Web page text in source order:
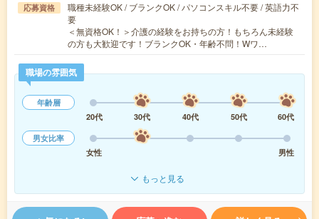
応募資格
職種未経験OK / ブランクOK / パソコンスキル不要 / 英語力不
要
＜無資格OK！＞介護の経験をお持ちの方！もちろん未経験
の方も大歓迎です！ブランクOK・年齢不問！Wワ…
職場の雰囲気
年齢層
20代
30代 40代 50代
60代
男女比率
女性
男性
もっと見る